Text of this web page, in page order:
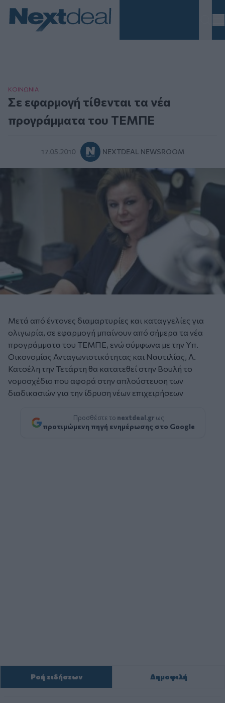
ΚΟΙΝΩΝΙΑ
Σε εφαρμογή τίθενται τα νέα
προγράμματα του ΤΕΜΠΕ
17.05.2010 NEXTDEAL NEWSROOM
Μετά από έντονες διαμαρτυρίες και καταγγελίες για
ολιγωρία, σε εφαρμογή μπαίνουν από σήμερα τα νέα
προγράμματα του ΤΕΜΠΕ, ενώ σύμφωνα με την Υπ.
Οικονομίας Ανταγωνιστικότητας και Ναυτιλίας, Λ.
Κατσέλη την Τετάρτη θα κατατεθεί στην Βουλή το
νομοσχέδιο που αφορά στην απλούστευση των
διαδικασιών για την ίδρυση νέων επιχειρήσεων
Προσθέστε το nextdeal.gr ως
προτιμώμενη πηγή ενημέρωσης στο Google
Ροή ειδήσεων Δημοφιλή